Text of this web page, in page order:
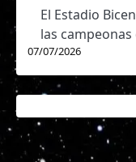
El Estadio
las
07/07/2026